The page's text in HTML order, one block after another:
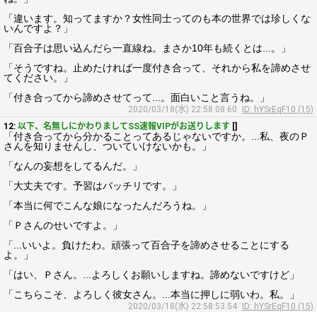
「違います。知ってますか？女性同士ってのも本の世界では珍しくな
いんですよ？」
「百合子は思い込んだら一直線ね。まさか10年も続くとは...。」
「そうですね。止めたければ一度付き合って、それから私を諦めさせ
てください。」
「付き合ってから諦めさせてって...。面白いこと言うね。」
2020/03/18(水) 22:58:08.60
ID: hYSrEqF10 (15)
12: 以下、名無しにかわりましてSS速報VIPがお送りします []
「付き合ってから分かることってあるじゃないですか。...私、夜のＰ
さんを知りませんし、ついていけないかも。」
「なんの妄想をしてるんだ。」
「大丈夫です。予習はバッチリです。」
「本当に何でこんな娘になったんだろうね。」
「Ｐさんのせいですよ。」
「...いいよ。負けたわ。頑張って百合子を諦めさせることにする
よ。」
「はい、Ｐさん。...よろしくお願いしますね。諦めないですけど」
「こちらこそ、よろしく彼女さん。...本当に押しに弱いわ。私。」
2020/03/18(水) 22:58:53.54
ID: hYSrEqF10 (15)